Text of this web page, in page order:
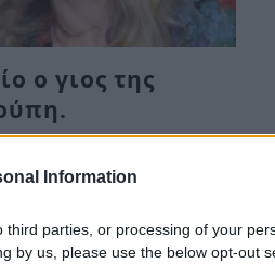
Information
parties, or processing of your
by us, please use the below opt-out
ο γιος της
γιου της , θέλησε να